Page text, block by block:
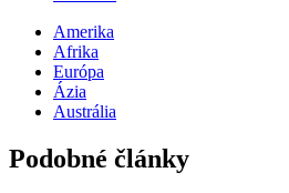
Amerika
Afrika
Európa
Ázia
Austrália
Podobné články